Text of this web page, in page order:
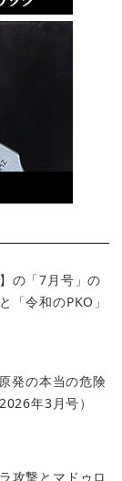
の「7月号」の
「令和のPKO」
発の本当の危険
年3月号）
攻撃とマドゥロ